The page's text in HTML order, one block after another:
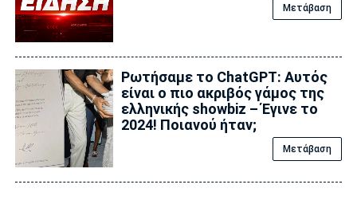
Μετάβαση
Ρωτήσαμε το ChatGPT: Αυτός
είναι ο πιο ακριβός γάμος της
ελληνικής showbiz – Έγινε το
2024! Ποιανού ήταν;
Μετάβαση